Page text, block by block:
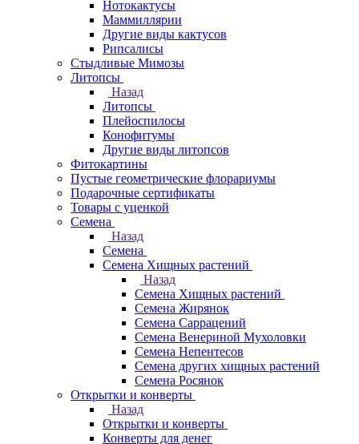
Нотокактусы
Маммиллярии
Другие виды кактусов
Рипсалисы
Стыдливые Мимозы
Литопсы
Назад
Литопсы
Плейоспилосы
Конофитумы
Другие виды литопсов
Фитокартины
Пустые геометрические флорариумы
Подарочные сертификаты
Товары с уценкой
Семена
Назад
Семена
Семена Хищных растений
Назад
Семена Хищных растений
Семена Жирянок
Семена Саррацений
Семена Венериной Мухоловки
Семена Непентесов
Семена других хищных растений
Семена Росянок
Открытки и конверты
Назад
Открытки и конверты
Конверты для денег